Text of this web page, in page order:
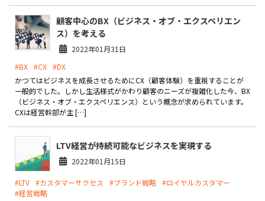
ライセンス契約
内製化支援
導入事例
お役立ち記事
03-6432-0346
顧客中心のBX（ビジネス・オブ・エクスペリエン
ス）を考える
2022年01月31日
#BX #CX #DX
かつてはビジネスを成長させるためにCX（顧客体験）を重視することが
一般的でした。しかし生活様式がかわり顧客のニーズが複雑化した今、BX
（ビジネス・オブ・エクスペリエンス）という概念が求められています。
CXは経営幹部が主 […]
LTV経営が持続可能なビジネスを実現する
2022年01月15日
#LTV #カスタマーサクセス #ブランド戦略 #ロイヤルカスタマー
#経営戦略